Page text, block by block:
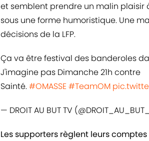
et semblent prendre un malin plaisir
sous une forme humoristique. Une
décisions de la LFP.
Ça va être festival des banderoles
J'imagine pas Dimanche 21h contre
Sainté.#OMASSE#TeamOM
— DROIT AU BUT TV
Les supporters règlent leurs